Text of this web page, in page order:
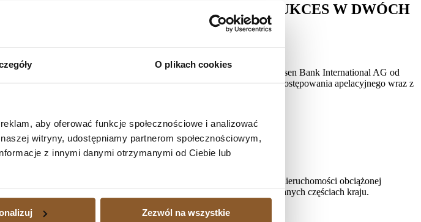
O plikach cookies
aby oferować funkcje społecznościowe i analizować
witryny, udostępniamy partnerom społecznościowym,
z innymi danymi otrzymanymi od Ciebie lub
Zezwól na wszystkie
PO RAZ KOLEJNY ODNIOSŁA SUKCES W DWÓCH
akt: V ACa 107/24) na rozprawie oddalił apelację pozwanego Raiffeisen Bank International AG od
na rzecz powodów kwotę 4 050 złotych tytułem zwrotu kosztów postępowania apelacyjnego wraz z
23)Następny
dużym obciążeniem, a także wtedy, gdy istnieje potrzeba sprzedaży nieruchomości obciążonej
waloryzowanych do walut udzielonych kredytobiorcom także w innych częściach kraju.